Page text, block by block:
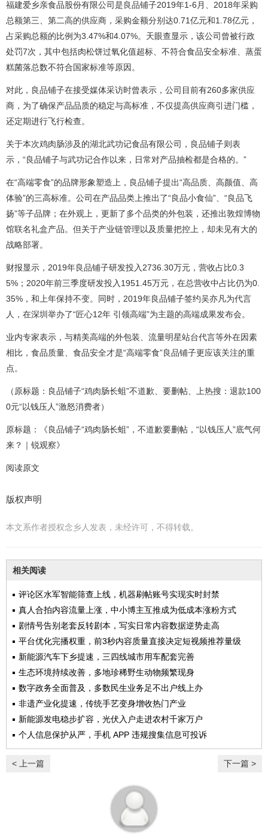
福建爱乡亲食品股份有限公司是良品铺子2019年1-6月、2018年采购
总额第三、第二高的供应商，采购金额分别达0.71亿元和1.78亿元，
占采购总额的比例为3.47%和4.07%。天眼查显示，该公司曾被行政
处罚7次，其中包括肉松饼过氧化值超标、不符合食品安全标准、蒸蛋
糕菌落总数不符合国家标准等原因。
对此，良品铺子在接受媒体采访时曾表示，公司目前有260多家供应
商，为了确保产品品质的稳定与高标准，不仅提高供应商引进门槛，
还定期进行飞行检查。
关于本次鸡肉肠涉及的湖北武功记食品有限公司，良品铺子则表
示，“良品铺子与武功记合作以来，日常对产品抽检都是合格的。”
在“高端零食”的品牌形象塑造上，良品铺子提出“高品质、高颜值、高
体验”的三高标准。公司在产品品类上推出了“良品小食仙”、“良品飞
扬”等子品牌；在外观上，更新了多个品类的外包装，还推出敦煌博物
馆联名礼盒产品。但关于产业链管理以及质量把控上，却未见有大的
战略部署。
财报显示，2019年良品铺子研发投入2736.30万元，营收占比0.3
5%；2020年前三季度研发投入1951.45万元，在总营收中占比仍为0.
35%，和上年保持不变。同时，2019年良品铺子签约吴亦凡为代言
人，在深圳举办了“匠心12年 引领高端”为主题的高端成果发布会。
业内专家表示，与精美高端的外包装、流量明星站台代言等外在因素
相比，食品质量、食品安全才是“高端零食”良品铺子更应该关注的重
点。
（原标题：良品铺子“鸡肉肠长蛆”不道歉、要删帖、上热搜：退款100
0元“以钱压人”激怒消费者）
原标题：《良品铺子“鸡肉肠长蛆”，不道歉要删帖，“以钱压人”底气何
来？｜锐观察》
阅读原文
版权声明
本文系作者授权念乡人发表，未经许可，不得转载。
相关阅读
评论区水军智能筛查上线，机器刷帖账号实现实时封禁
真人合拍内容流量上涨，中小博主互推成为低成本涨粉方式
剧情号告别老套反转剧本，写实日常内容数据逆势走高
平台优化完播权重，前3秒内容质量直接决定短视频推荐量级
新能源汽车下乡提速，三四线城市用车配套完善
生态环境持续改善，多地珍稀野生动物频繁现身
数字政务全面普及，多数民生业务足不出户线上办
非遗产业化提速，传统手艺变身增收热门产业
新能源发电稳步扩容，光伏入户走进农村千家万户
个人信息保护从严，手机 APP 违规搜集信息可投诉
< 上一篇 下一篇 >